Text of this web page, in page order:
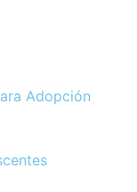
Adopción